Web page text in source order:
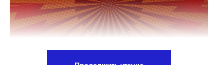
дела.